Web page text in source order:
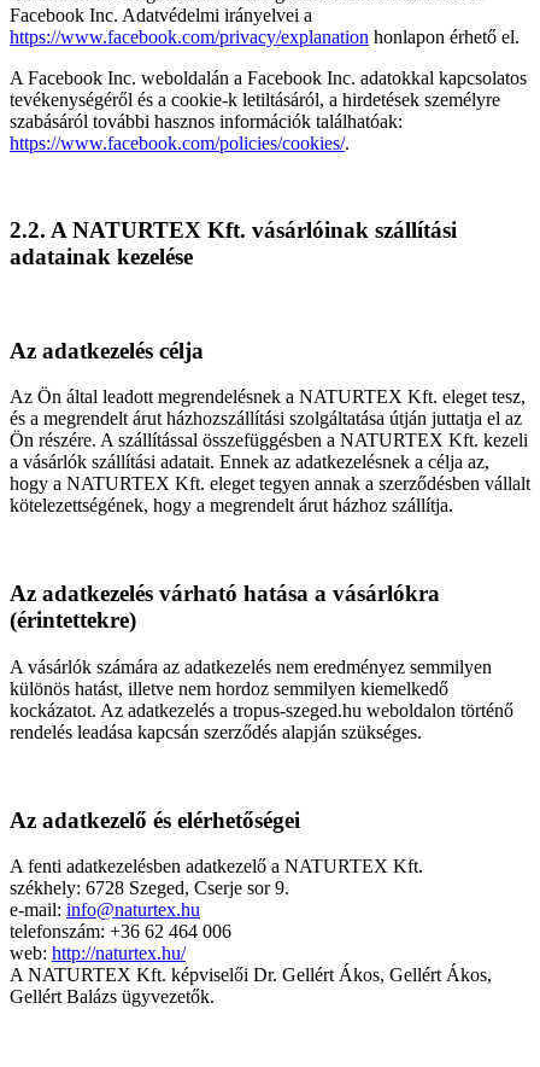
Facebook Inc. Adatvédelmi irányelvei a
https://www.facebook.com/privacy/explanation honlapon érhető el.
A Facebook Inc. weboldalán a Facebook Inc. adatokkal kapcsolatos
tevékenységéről és a cookie-k letiltásáról, a hirdetések személyre
szabásáról további hasznos információk találhatóak:
https://www.facebook.com/policies/cookies/.
2.2. A NATURTEX Kft. vásárlóinak szállítási
adatainak kezelése
Az adatkezelés célja
Az Ön által leadott megrendelésnek a NATURTEX Kft. eleget tesz,
és a megrendelt árut házhozszállítási szolgáltatása útján juttatja el az
Ön részére. A szállítással összefüggésben a NATURTEX Kft. kezeli
a vásárlók szállítási adatait. Ennek az adatkezelésnek a célja az,
hogy a NATURTEX Kft. eleget tegyen annak a szerződésben vállalt
kötelezettségének, hogy a megrendelt árut házhoz szállítja.
Az adatkezelés várható hatása a vásárlókra
(érintettekre)
A vásárlók számára az adatkezelés nem eredményez semmilyen
különös hatást, illetve nem hordoz semmilyen kiemelkedő
kockázatot. Az adatkezelés a tropus-szeged.hu weboldalon történő
rendelés leadása kapcsán szerződés alapján szükséges.
Az adatkezelő és elérhetőségei
A fenti adatkezelésben adatkezelő a NATURTEX Kft.
székhely: 6728 Szeged, Cserje sor 9.
e-mail: info@naturtex.hu
telefonszám: +36 62 464 006
web: http://naturtex.hu/
A NATURTEX Kft. képviselői Dr. Gellért Ákos, Gellért Ákos,
Gellért Balázs ügyvezetők.